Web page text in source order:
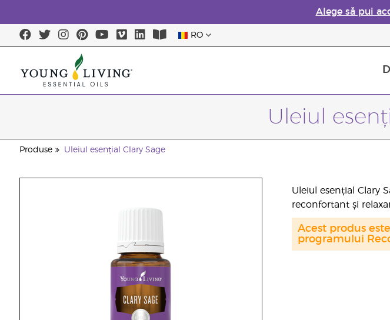
Alege să pui
RO
Uleiul
Produse Uleiul esențial Clary Sage
Uleiul esențial Clary
reconfortant și
Acest produs
programului